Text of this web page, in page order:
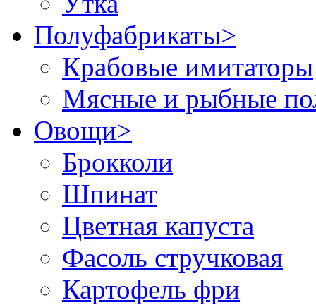
Полуфабрикаты>
Крабовые имитаторы
Мясные и рыбные
Овощи>
Брокколи
Шпинат
Цветная капуста
Фасоль стручковая
Картофель фри